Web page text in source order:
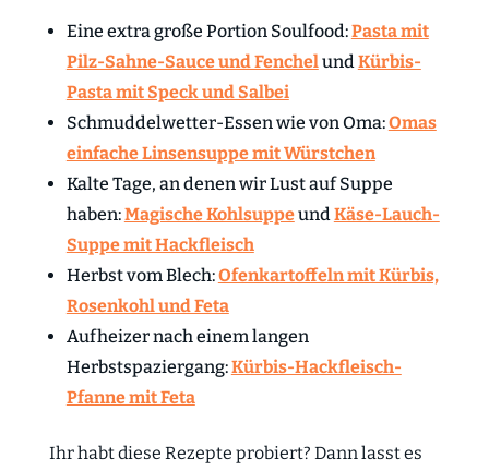
Eine extra große Portion Soulfood:Pasta mit
Pilz-Sahne-Sauce und FenchelundKürbis-
Pasta mit Speck und Salbei
Schmuddelwetter-Essen wie von Oma:Omas
einfache Linsensuppe mit Würstchen
Kalte Tage, an denen wir Lust auf Suppe
haben:Magische KohlsuppeundKäse-Lauch-
Suppe mit Hackfleisch
Herbst vom Blech:Ofenkartoffeln mit Kürbis,
Rosenkohl und Feta
Aufheizer nach einem langen
Herbstspaziergang:Kürbis-Hackfleisch-
Pfanne mit Feta
Ihr habt diese Rezepte probiert? Dann lasst es